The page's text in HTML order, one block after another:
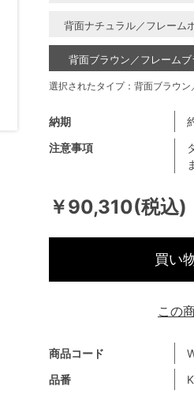
￥90,310(税込)
商品コード
品番
注意事項
納期
背面ナチュラル／フレーム
背面ブラウン／フレームブ
選択されたタイプ：背面ブラウン
買い
この